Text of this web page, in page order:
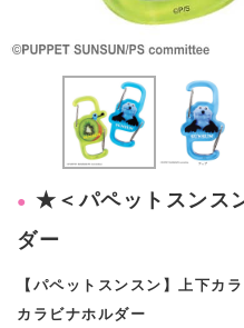
★＜パペットスンス
ダー
【パペットスンスン】上下カ
カラビナホルダー